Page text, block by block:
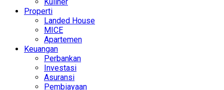
Properti
Landed House
MICE
Apartemen
Keuangan
Perbankan
Investasi
Asuransi
Pembiayaan